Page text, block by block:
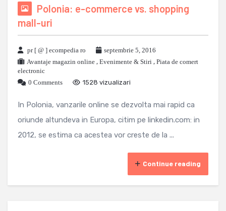
Polonia: e-commerce vs. shopping
mall-uri
pr [ @ ] ecompedia ro
septembrie 5, 2016
Avantaje magazin online , Evenimente & Stiri , Piata de comert
electronic
0 Comments
1528 vizualizari
In Polonia, vanzarile online se dezvolta mai rapid ca
oriunde altundeva in Europa, citim pe linkedin.com: in
2012, se estima ca acestea vor creste de la ...
Continue reading